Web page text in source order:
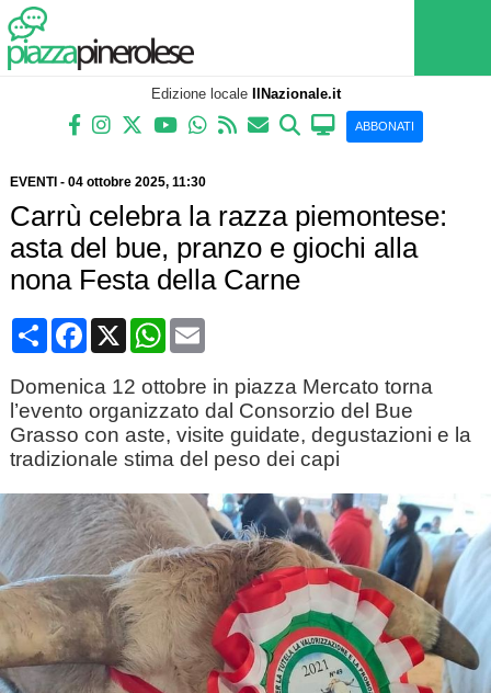
Edizione locale IlNazionale.it
ABBONATI
EVENTI - 04 ottobre 2025, 11:30
Carrù celebra la razza piemontese:
asta del bue, pranzo e giochi alla
nona Festa della Carne
CondividiFacebook
X WhatsApp
Email
Domenica 12 ottobre in piazza Mercato torna
l’evento organizzato dal Consorzio del Bue
Grasso con aste, visite guidate, degustazioni e la
tradizionale stima del peso dei capi